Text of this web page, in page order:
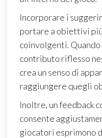
Incorporare i
portare a obiettivi
coinvolgenti.
contributo riflesso
crea un senso di
raggiungere quegli
Inoltre, un feedback
consente
giocatori esprimono